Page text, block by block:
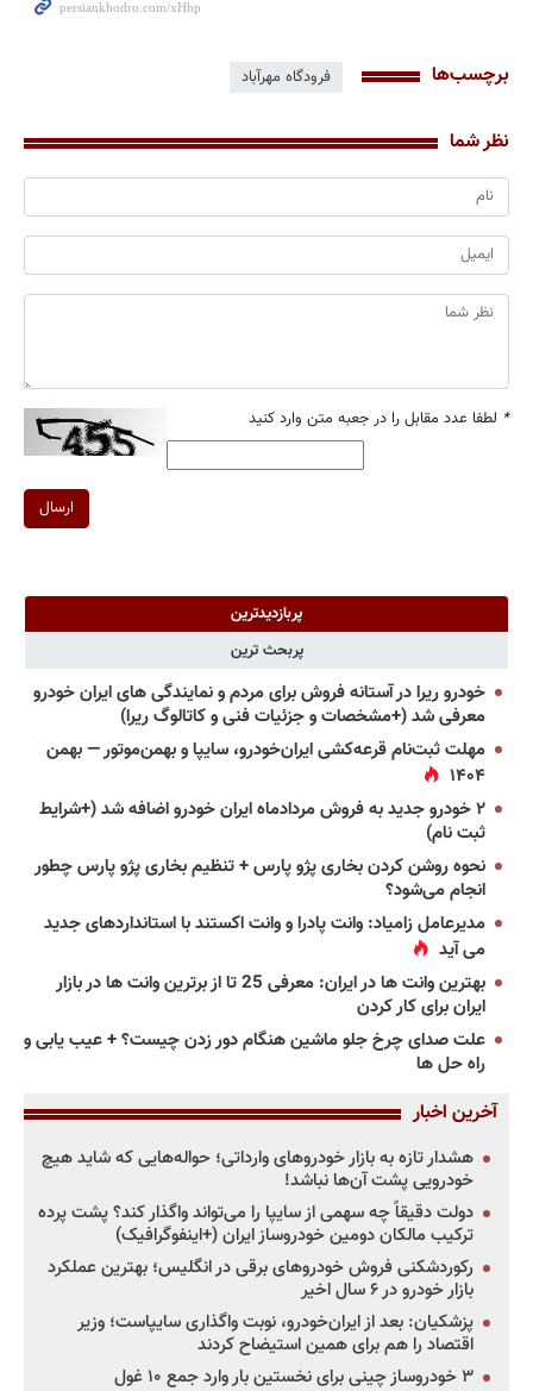
برچسب‌ها فرودگاه مهرآباد
نظر شما
* لطفا عدد مقابل را در جعبه متن وارد کنید
ارسال
پربازدیدترین
پربحث ترین
خودرو ریرا در آستانه فروش برای مردم و نمایندگی های ایران خودرو
معرفی شد (+مشخصات و جزئیات فنی و کاتالوگ ریرا)
مهلت ثبت‌نام قرعه‌کشی ایران‌خودرو، سایپا و بهمن‌موتور — بهمن
۱۴۰۴
۲ خودرو جدید به فروش مردادماه ایران خودرو اضافه شد (+شرایط
ثبت نام)
نحوه روشن کردن بخاری پژو پارس + تنظیم بخاری پژو پارس چطور
انجام می‌شود؟
مدیرعامل زامیاد: وانت پادرا و وانت اکستند با استانداردهای جدید
می آید
بهترین وانت ها در ایران: معرفی 25 تا از برترین وانت ها در بازار
ایران برای کار کردن
علت صدای چرخ جلو ماشین هنگام دور زدن چیست؟ + عیب یابی و
راه حل ها
آخرین اخبار
هشدار تازه به بازار خودروهای وارداتی؛ حواله‌هایی که شاید هیچ
خودرویی پشت آن‌ها نباشد!
دولت دقیقاً چه سهمی از سایپا را می‌تواند واگذار کند؟ پشت پرده
ترکیب مالکان دومین خودروساز ایران (+اینفوگرافیک)
رکوردشکنی فروش خودروهای برقی در انگلیس؛ بهترین عملکرد
بازار خودرو در ۶ سال اخیر
پزشکیان: بعد از ایران‌خودرو، نوبت واگذاری سایپاست؛ وزیر
اقتصاد را هم برای همین استیضاح کردند
۳ خودروساز چینی برای نخستین بار وارد جمع ۱۰ غول